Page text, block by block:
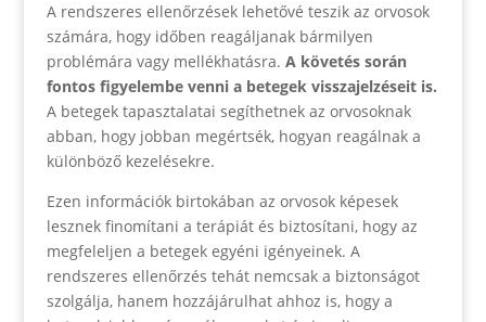
A rendszeres ellenőrzések lehetővé teszik az orvosok
számára, hogy időben reagáljanak bármilyen
problémára vagy mellékhatásra. A követés során
fontos figyelembe venni a betegek visszajelzéseit is.
A betegek tapasztalatai segíthetnek az orvosoknak
abban, hogy jobban megértsék, hogyan reagálnak a
különböző kezelésekre.
Ezen információk birtokában az orvosok képesek
lesznek finomítani a terápiát és biztosítani, hogy az
megfeleljen a betegek egyéni igényeinek. A
rendszeres ellenőrzés tehát nemcsak a biztonságot
szolgálja, hanem hozzájárulhat ahhoz is, hogy a